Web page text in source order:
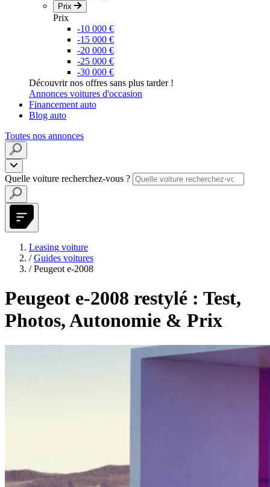
Prix
Prix
-10 000 €
-15 000 €
-20 000 €
-25 000 €
-30 000 €
Découvrir nos offres sans plus tarder !
Annonces voitures d'occasion
Financement auto
Blog auto
Toutes nos annonces
Quelle voiture recherchez-vous ?
Leasing voiture
/ Guides voitures
/ Peugeot e-2008
Peugeot e-2008 restylé : Test,
Photos, Autonomie & Prix